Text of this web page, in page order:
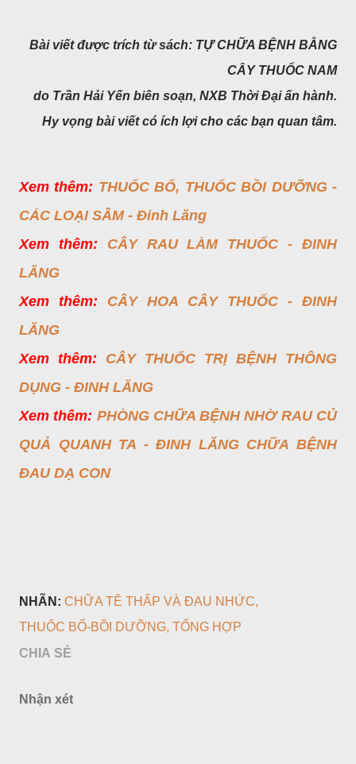
Bài viết được trích từ sách: TỰ CHỮA BỆNH BẰNG
CÂY THUỐC NAM
do Trần Hải Yến biên soạn, NXB Thời Đại ấn hành.
Hy vọng bài viết có ích lợi cho các bạn quan tâm.
Xem thêm: THUỐC BỔ, THUỐC BỒI DƯỠNG -
CÁC LOẠI SÂM - Đinh Lăng
Xem thêm: CÂY RAU LÀM THUỐC - ĐINH
LĂNG
Xem thêm: CÂY HOA CÂY THUỐC - ĐINH
LĂNG
Xem thêm: CÂY THUỐC TRỊ BỆNH THÔNG
DỤNG - ĐINH LĂNG
Xem thêm: PHÒNG CHỮA BỆNH NHỜ RAU CỦ
QUẢ QUANH TA - ĐINH LĂNG CHỮA BỆNH
ĐAU DẠ CON
NHÃN: CHỮA TÊ THẤP VÀ ĐAU NHỨC
THUỐC BỔ-BỒI DƯỠNG TỔNG HỢP
CHIA SẺ
Nhận xét